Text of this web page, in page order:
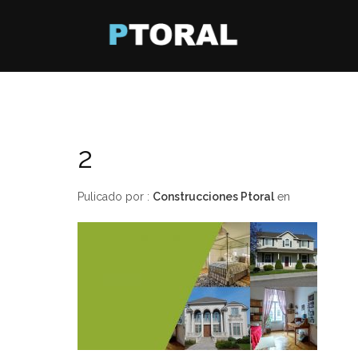
2
Pulicado por : Construcciones Ptoral en